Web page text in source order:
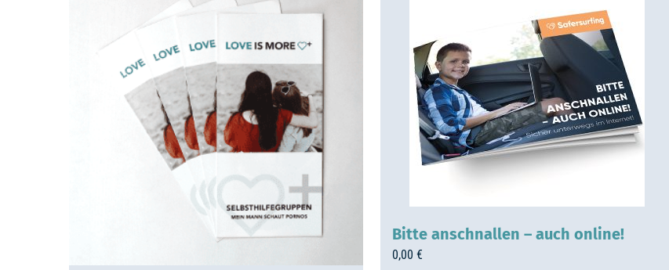
Bitte anschnallen – auch online!
0,00 €